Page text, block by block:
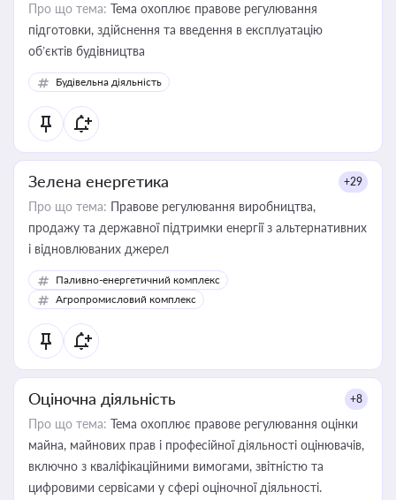
Про що тема: Тема охоплює правове регулювання
підготовки, здійснення та введення в експлуатацію
об’єктів будівництва
Будівельна діяльність
Зелена енергетика +29
Про що тема: Правове регулювання виробництва,
продажу та державної підтримки енергії з альтернативних
і відновлюваних джерел
Паливно-енергетичний комплекс
Агропромисловий комплекс
Оціночна діяльність +8
Про що тема: Тема охоплює правове регулювання оцінки
майна, майнових прав і професійної діяльності оцінювачів,
включно з кваліфікаційними вимогами, звітністю та
цифровими сервісами у сфері оціночної діяльності.